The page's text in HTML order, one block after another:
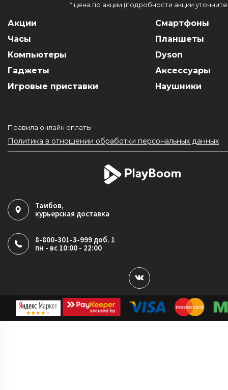
* цена по акции (подробности акции
Акции
Смартфоны
Часы
Планшеты
Компьютеры
Dyson
Гаджеты
Аксессуары
Игровые приставки
Наушники
Правила онлайн оплаты
Политика в отношении обработки персональных данных
Согласие на обработку ПДн
Политика обработки файлов cookie
Тамбов,
курьерская доставка
8-800-301-3-999 доб. 1
пн - вс 10:00 - 22:00